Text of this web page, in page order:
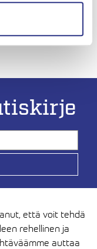
että voit tehdä
rehellinen ja
auttaa